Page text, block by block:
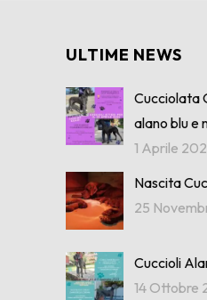
ULTIME NEWS
Cucciolata
alano blu e
1 Aprile
Nascita
25
Cuccioli
14 Ottobre